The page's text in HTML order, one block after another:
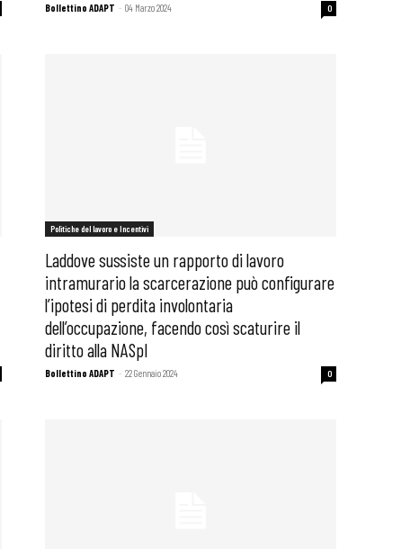
Bollettino ADAPT - 04 Marzo 2024 0
Politiche del lavoro e Incentivi
Laddove sussiste un rapporto di lavoro
intramurario la scarcerazione può configurare
l’ipotesi di perdita involontaria
dell’occupazione, facendo così scaturire il
diritto alla ​​NASpI
Bollettino ADAPT - 22 Gennaio 2024 0